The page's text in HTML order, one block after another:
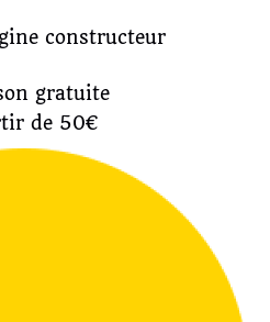
constructeur
gratuite
de 50€